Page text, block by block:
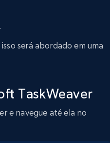
será abordado em uma
TaskWeaver
e navegue até ela no